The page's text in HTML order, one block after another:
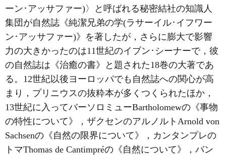
ーン･アッサファー)〉と呼ばれる秘密結社の知識人
集団が自然誌《純潔兄弟の学(ラサーイル･イフワー
ン･アッサファー)》を著したが，さらに膨大で影響
力の大きかったのは11世紀のイブン･シーナーで，彼
の自然誌は《治癒の書》と題された18巻の大著であ
る。12世紀以後ヨーロッパでも自然誌への関心が高
まり，プリニウスの抜粋本が多くつくられたほか，
13世紀に入ってバーソロミューBartholomewの《事物
の特性について》，ザクセンのアルノルトArnold von
Sachsenの《自然の限界について》，カンタンプレの
トマThomas de Cantimpréの《自然について》，バン